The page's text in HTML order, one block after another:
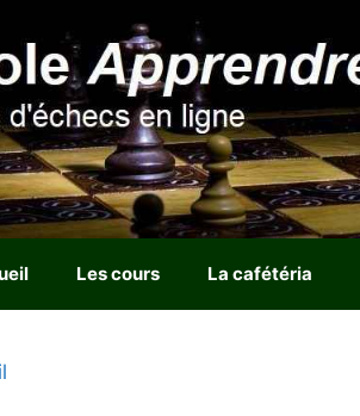
Les cours La cafétéria